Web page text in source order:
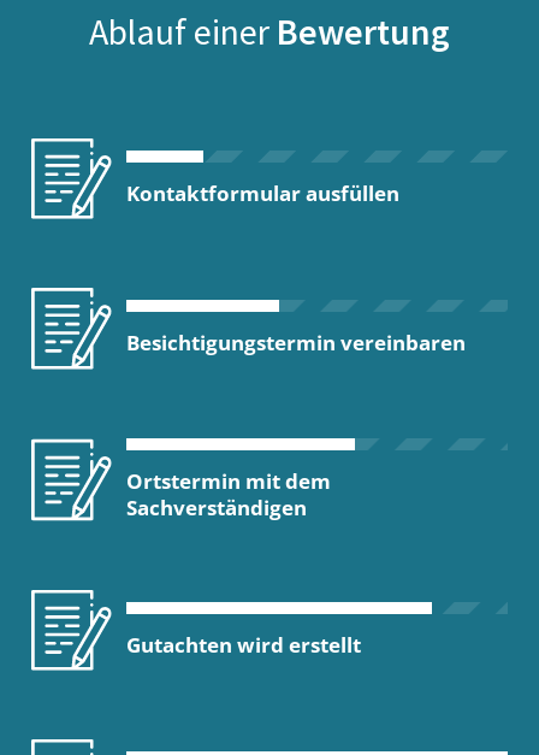
Ablauf einer Bewertung
Kontaktformular ausfüllen
Besichtigungstermin vereinbaren
Ortstermin mit dem
Sachverständigen
Gutachten wird erstellt